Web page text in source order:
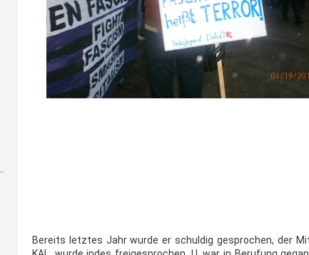
Bereits letztes Jahr wurde er schuldig gesprochen, der